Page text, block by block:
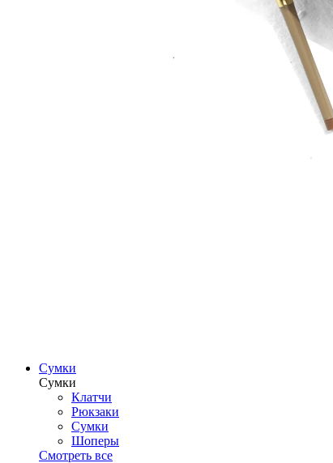
Сумки
Сумки
Клатчи
Рюкзаки
Сумки
Шоперы
Смотреть все